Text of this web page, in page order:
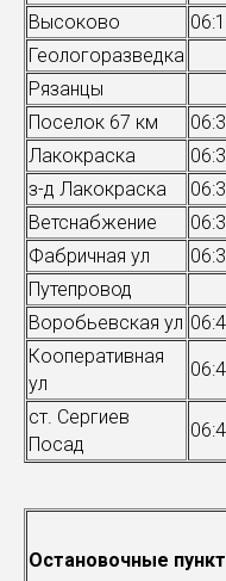
Высоково
Геологоразведка
Рязанцы
Поселок 67 км
Лакокраска
з-д Лакокраска
Ветснабжение
Фабричная ул
Путепровод
Воробьевская ул
Кооперативная
ул
ст. Сергиев
Посад
Остановочные